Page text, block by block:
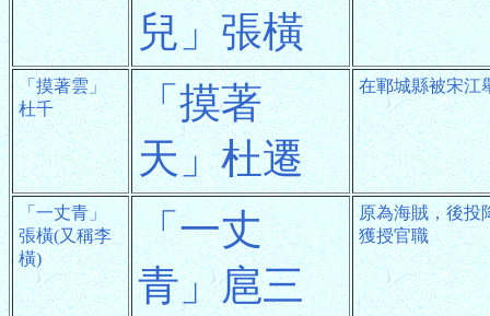
兒」張橫
「摸著雲」
杜千
「摸著
天」杜遷
在鄆城縣被宋江
「一丈青」
張橫(又稱李
橫)
「一丈
青」扈三
原為海賊，後投
獲授官職